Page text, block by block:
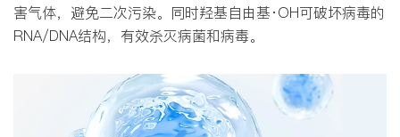
害气体，避免二次污染。同时羟基自由基·OH可破坏病毒的
RNA/DNA结构，有效杀灭病菌和病毒。